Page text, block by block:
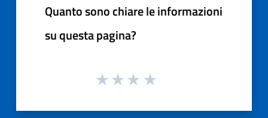
Quanto sono chiare le informazioni
su questa pagina?